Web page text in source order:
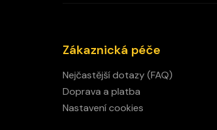
Zákaznická péče
Nejčastější dotazy (FAQ)
Doprava a platba
Nastavení cookies